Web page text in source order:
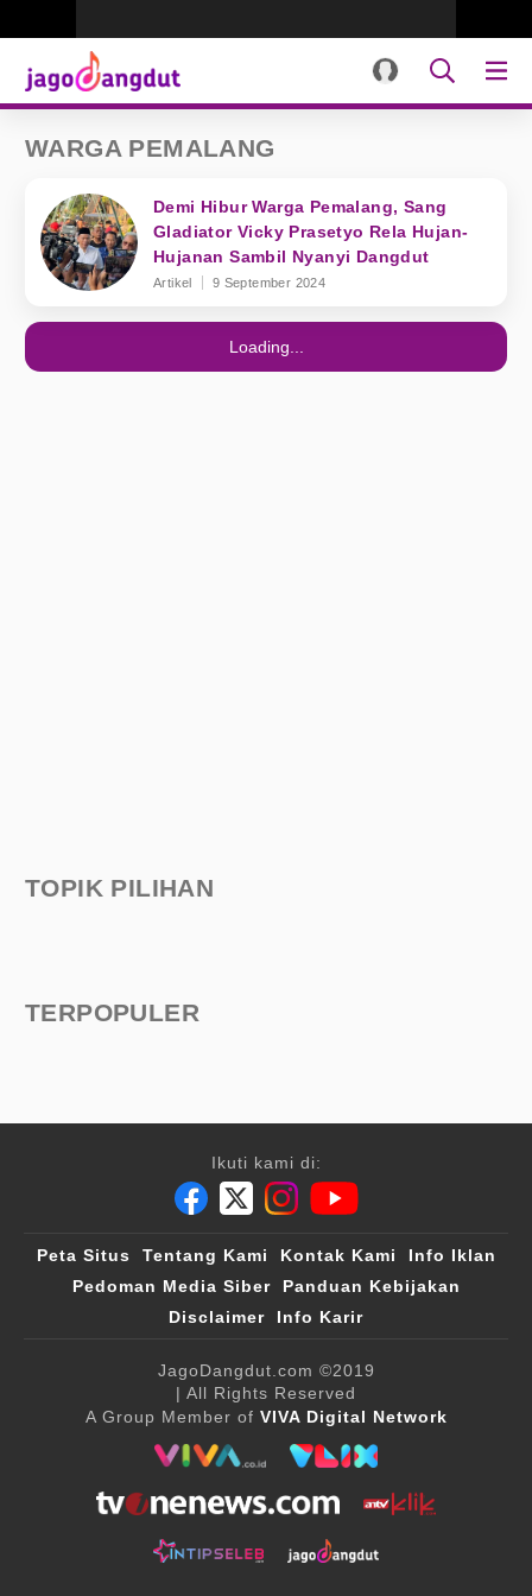
WARGA PEMALANG
Demi Hibur Warga Pemalang, Sang
Gladiator Vicky Prasetyo Rela Hujan-
Hujanan Sambil Nyanyi Dangdut
Artikel 9 September 2024
Loading...
TOPIK PILIHAN
TERPOPULER
Ikuti kami di:
Peta Situs Tentang Kami Kontak Kami
Info Iklan
Pedoman Media Siber
Panduan Kebijakan
Disclaimer
Info Karir
JagoDangdut.com ©2019
| All Rights Reserved
A Group Member of VIVA Digital Network